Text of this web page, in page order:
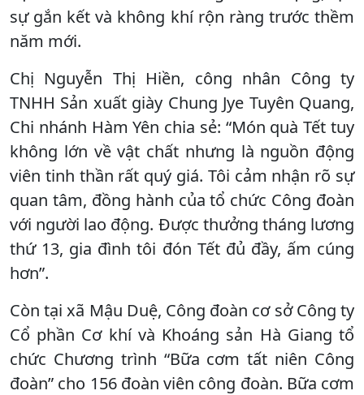
sự gắn kết và không khí rộn ràng trước thềm
năm mới.
Chị Nguyễn Thị Hiền, công nhân Công ty
TNHH Sản xuất giày Chung Jye Tuyên Quang,
Chi nhánh Hàm Yên chia sẻ: “Món quà Tết tuy
không lớn về vật chất nhưng là nguồn động
viên tinh thần rất quý giá. Tôi cảm nhận rõ sự
quan tâm, đồng hành của tổ chức Công đoàn
với người lao động. Được thưởng tháng lương
thứ 13, gia đình tôi đón Tết đủ đầy, ấm cúng
hơn”.
Còn tại xã Mậu Duệ, Công đoàn cơ sở Công ty
Cổ phần Cơ khí và Khoáng sản Hà Giang tổ
chức Chương trình “Bữa cơm tất niên Công
đoàn” cho 156 đoàn viên công đoàn. Bữa cơm